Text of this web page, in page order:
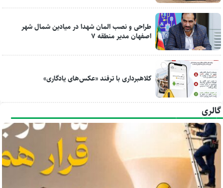
طراحی و نصب المان شهدا در میادین شمال شهر
اصفهان مدیر منطقه ۷
کلاهبرداری با ترفند «عکس‌های یادگاری»
گالری